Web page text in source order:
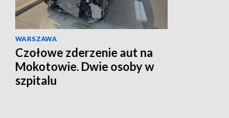
WARSZAWA
Czołowe zderzenie aut na
Mokotowie. Dwie osoby w
szpitalu